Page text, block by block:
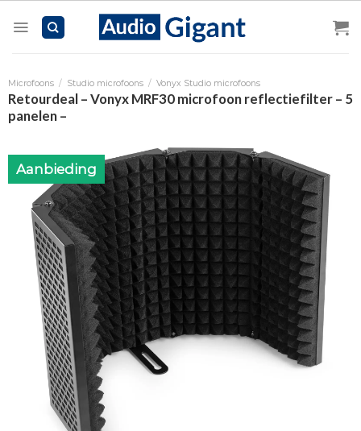
Microfoons / Studio microfoons / Vonyx Studio microfoons
Retourdeal – Vonyx MRF30 microfoon reflectiefilter – 5
panelen –
Aanbieding